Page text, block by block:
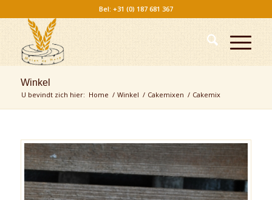
Bel: +31 (0) 187 681 367
Winkel
U bevindt zich hier: Home / Winkel / Cakemixen / Cakemix